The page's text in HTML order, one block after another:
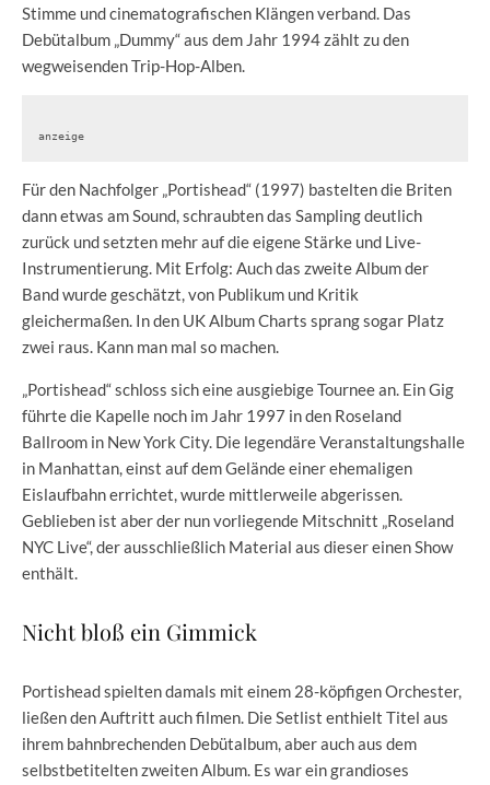
Stimme und cinematografischen Klängen verband. Das
Debütalbum „Dummy“ aus dem Jahr 1994 zählt zu den
wegweisenden Trip-Hop-Alben.
anzeige
Für den Nachfolger „Portishead“ (1997) bastelten die Briten
dann etwas am Sound, schraubten das Sampling deutlich
zurück und setzten mehr auf die eigene Stärke und Live-
Instrumentierung. Mit Erfolg: Auch das zweite Album der
Band wurde geschätzt, von Publikum und Kritik
gleichermaßen. In den UK Album Charts sprang sogar Platz
zwei raus. Kann man mal so machen.
„Portishead“ schloss sich eine ausgiebige Tournee an. Ein Gig
führte die Kapelle noch im Jahr 1997 in den Roseland
Ballroom in New York City. Die legendäre Veranstaltungshalle
in Manhattan, einst auf dem Gelände einer ehemaligen
Eislaufbahn errichtet, wurde mittlerweile abgerissen.
Geblieben ist aber der nun vorliegende Mitschnitt „Roseland
NYC Live“, der ausschließlich Material aus dieser einen Show
enthält.
Nicht bloß ein Gimmick
Portishead spielten damals mit einem 28-köpfigen Orchester,
ließen den Auftritt auch filmen. Die Setlist enthielt Titel aus
ihrem bahnbrechenden Debütalbum, aber auch aus dem
selbstbetitelten zweiten Album. Es war ein grandioses